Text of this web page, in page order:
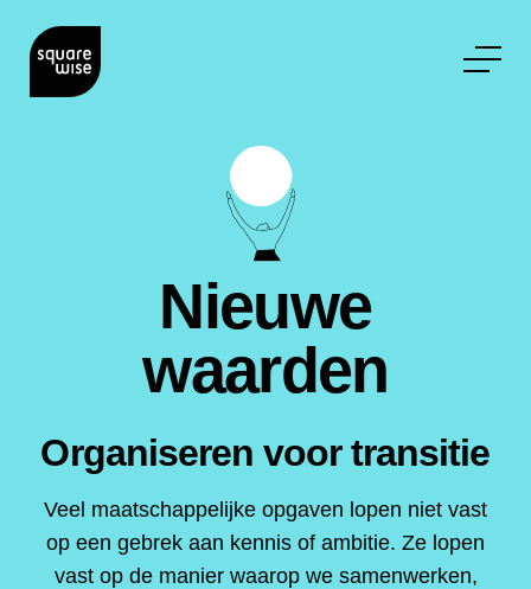
Nieuwe
waarden
Organiseren voor transitie
Veel maatschappelijke opgaven lopen niet vast
op een gebrek aan kennis of ambitie. Ze lopen
vast op de manier waarop we samenwerken,